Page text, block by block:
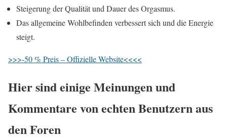
Steigerung der Qualität und Dauer des Orgasmus.
Das allgemeine Wohlbefinden verbessert sich und die Energie
steigt.
>>>-50 % Preis – Offizielle Website<<<<
Hier sind einige Meinungen und
Kommentare von echten Benutzern aus
den Foren